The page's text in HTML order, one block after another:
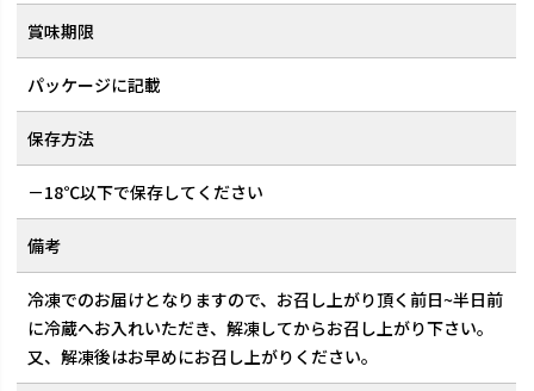
賞味期限
パッケージに記載
保存方法
－18℃以下で保存してください
備考
冷凍でのお届けとなりますので、お召し上がり頂く前日~半日前
に冷蔵へお入れいただき、解凍してからお召し上がり下さい。
又、解凍後はお早めにお召し上がりください。